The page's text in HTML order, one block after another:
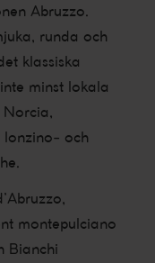
Abruzzo.
runda och
klassiska
minst lokala
lonzino- och
montepulciano
Bianchi